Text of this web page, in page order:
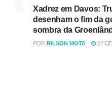
Xadrez em Davos:
desenham o fim da
sombra da
POR RILSON MOTA 22